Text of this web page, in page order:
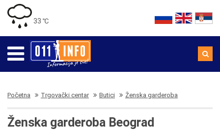
33 ℃
Početna Trgovački centar Butici Ženska garderoba
Ženska garderoba Beograd